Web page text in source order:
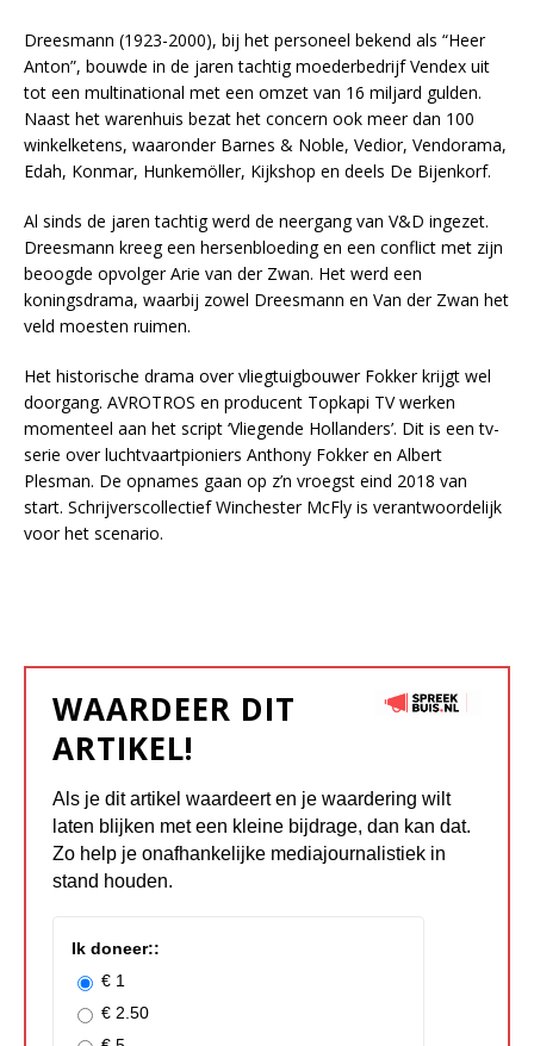
Dreesmann (1923-2000), bij het personeel bekend als “Heer
Anton”, bouwde in de jaren tachtig moederbedrijf Vendex uit
tot een multinational met een omzet van 16 miljard gulden.
Naast het warenhuis bezat het concern ook meer dan 100
winkelketens, waaronder Barnes & Noble, Vedior, Vendorama,
Edah, Konmar, Hunkemöller, Kijkshop en deels De Bijenkorf.
Al sinds de jaren tachtig werd de neergang van V&D ingezet.
Dreesmann kreeg een hersenbloeding en een conflict met zijn
beoogde opvolger Arie van der Zwan. Het werd een
koningsdrama, waarbij zowel Dreesmann en Van der Zwan het
veld moesten ruimen.
Het historische drama over vliegtuigbouwer Fokker krijgt wel
doorgang. AVROTROS en producent Topkapi TV werken
momenteel aan het script ‘Vliegende Hollanders’. Dit is een tv-
serie over luchtvaartpioniers Anthony Fokker en Albert
Plesman. De opnames gaan op z’n vroegst eind 2018 van
start. Schrijverscollectief Winchester McFly is verantwoordelijk
voor het scenario.
WAARDEER DIT
ARTIKEL!
Als je dit artikel waardeert en je waardering wilt
laten blijken met een kleine bijdrage, dan kan dat.
Zo help je onafhankelijke mediajournalistiek in
stand houden.
Ik doneer::
€ 1
€ 2.50